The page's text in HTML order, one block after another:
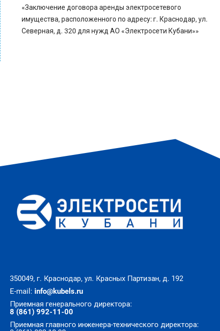
«Заключение договора аренды электросетевого
имущества, расположенного по адресу: г. Краснодар, ул.
Северная, д. 320 для нужд АО «Электросети Кубани»»
350049, г. Краснодар, ул. Красных Партизан, д. 192
E-mail: info@kubels.ru
Приемная генерального директора:
8 (861) 992-11-00
Приемная главного инженера-технического директора: